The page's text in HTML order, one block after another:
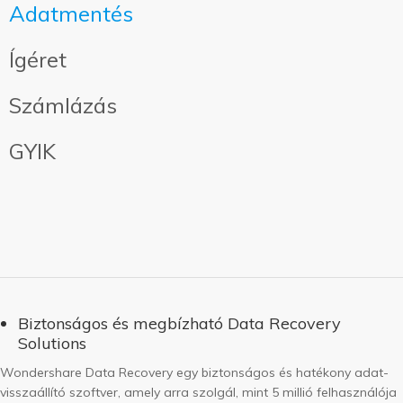
Adatmentés
Ígéret
Számlázás
GYIK
Biztonságos és megbízható Data Recovery
Solutions
Wondershare Data Recovery egy biztonságos és hatékony adat-
visszaállító szoftver, amely arra szolgál, mint 5 millió felhasználója